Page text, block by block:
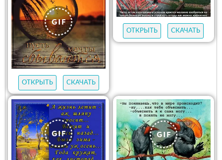
ОТКРЫТЬ СКАЧАТЬ
ОТКРЫТЬ СКАЧАТЬ